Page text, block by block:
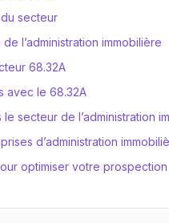
secteur
l’administration immobilière
68.32A
avec le 68.32A
secteur de l’administration
d’administration
optimiser votre prospection